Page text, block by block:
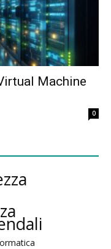
Machine
0